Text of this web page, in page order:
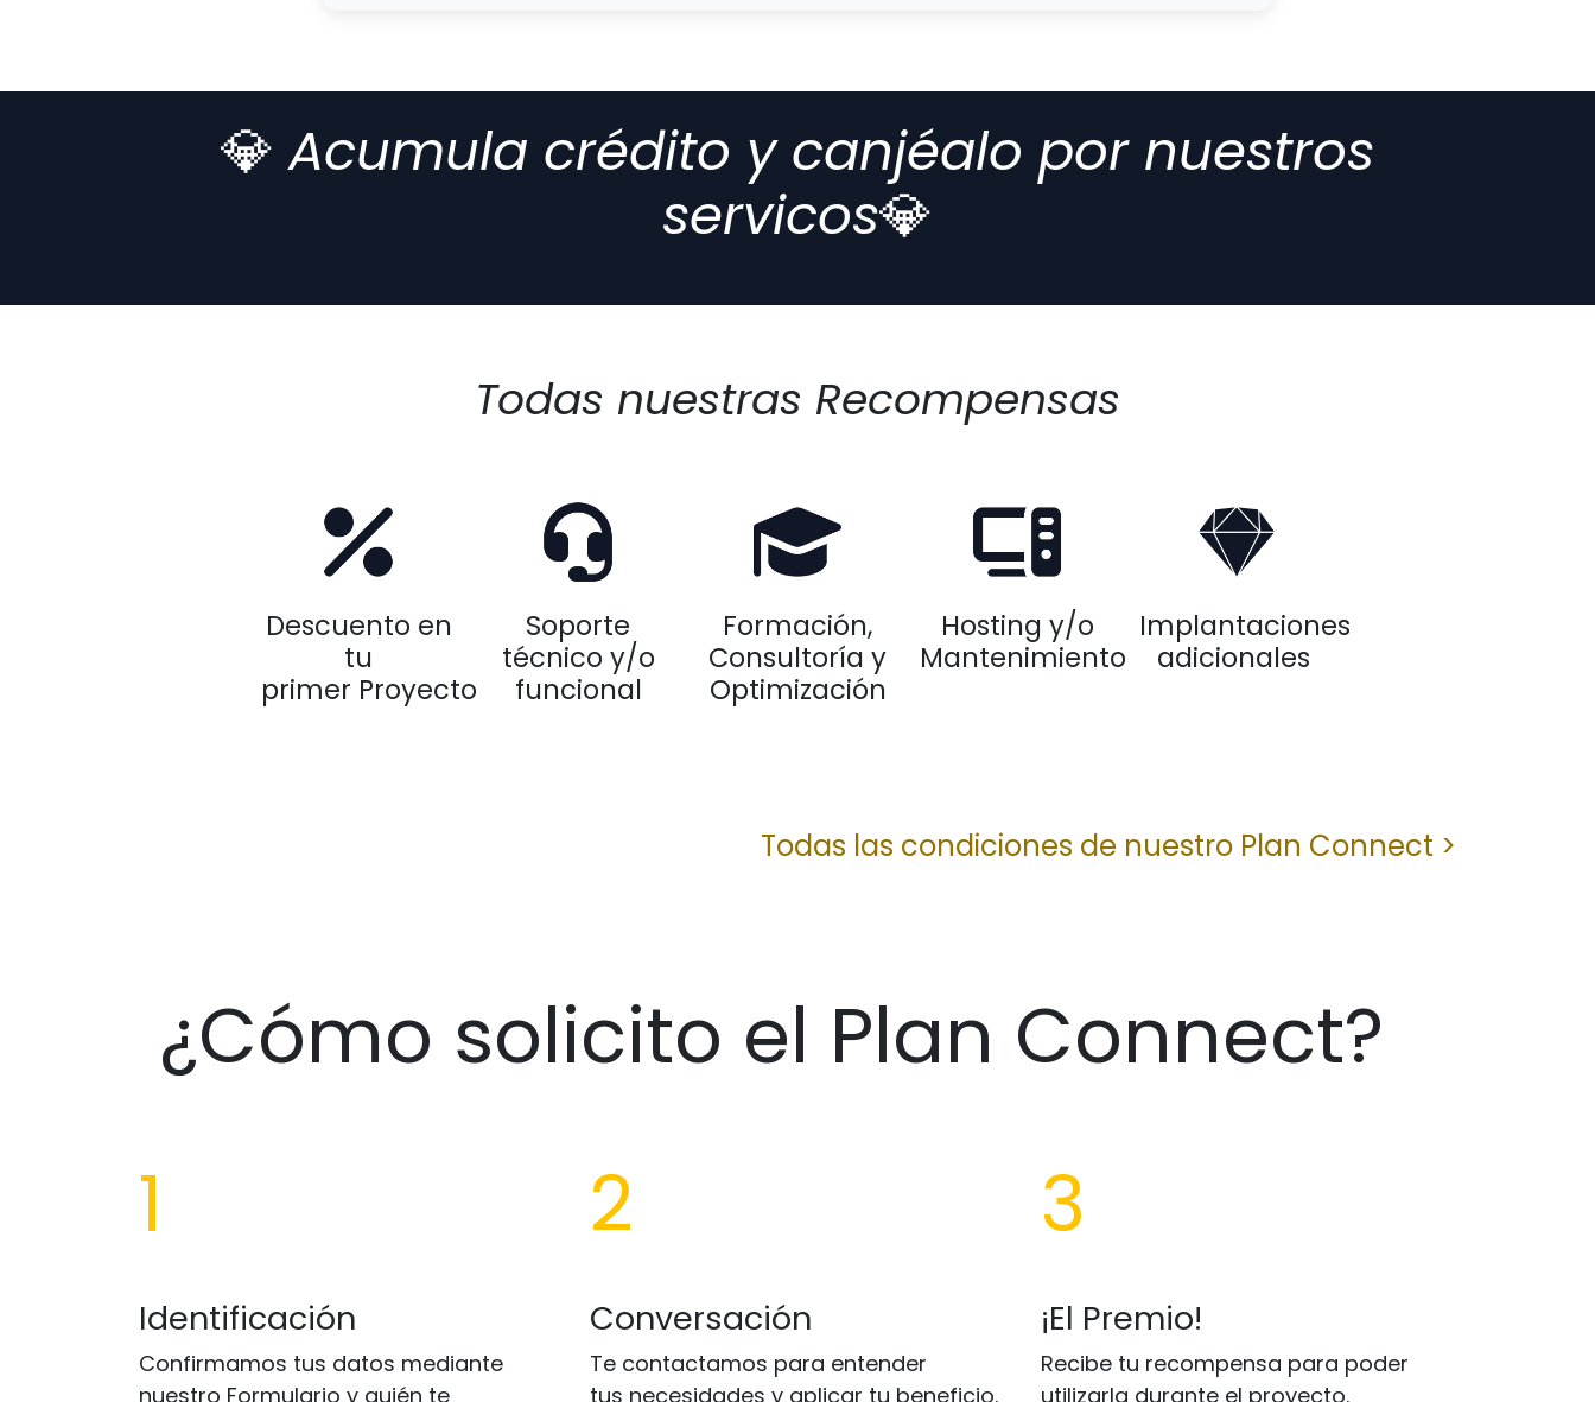
💎Acumula crédito y canjéalo por nuestros
servicos💎
Todas nuestras Recompensas
Descuento en
tu
primer Proyecto
Soporte
técnico y/o
funcional
Formación,
Consultoría y
Optimización
Hosting y/o
Mantenimiento
Implantaciones
adicionales
Todas las condiciones de nuestro Plan Connect >
¿Cómo solicito el Plan Connect?
1
Identificación
Confirmamos tus datos mediante
nuestro Formulario y quién te
2
Conversación
Te contactamos para entender
tus necesidades y aplicar tu beneficio.
3
¡El Premio!
Recibe tu recompensa para poder
utilizarla durante el proyecto.